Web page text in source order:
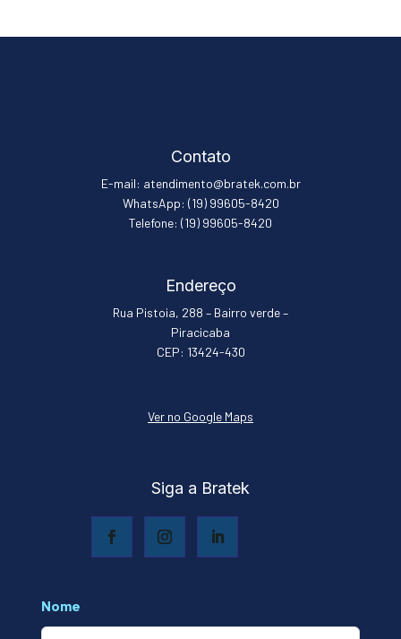
Contato
E-mail: atendimento@bratek.com.br
WhatsApp: (19) 99605-8420
Telefone: (19) 99605-8420
Endereço
Rua Pistoia, 288 – Bairro verde –
Piracicaba
CEP: 13424-430
Ver no Google Maps
Siga a Bratek
Leave
Nome